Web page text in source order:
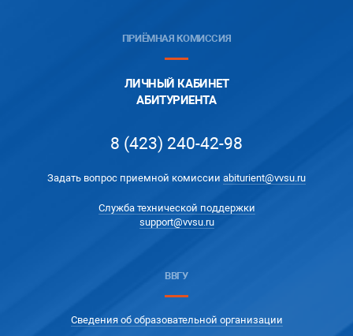
ПРИЁМНАЯ КОМИССИЯ
ЛИЧНЫЙ КАБИНЕТ
АБИТУРИЕНТА
8 (423) 240-42-98
Задать вопрос приемной комиссии abiturient@vvsu.ru
Служба технической поддержки
support@vvsu.ru
ВВГУ
Сведения об образовательной организации